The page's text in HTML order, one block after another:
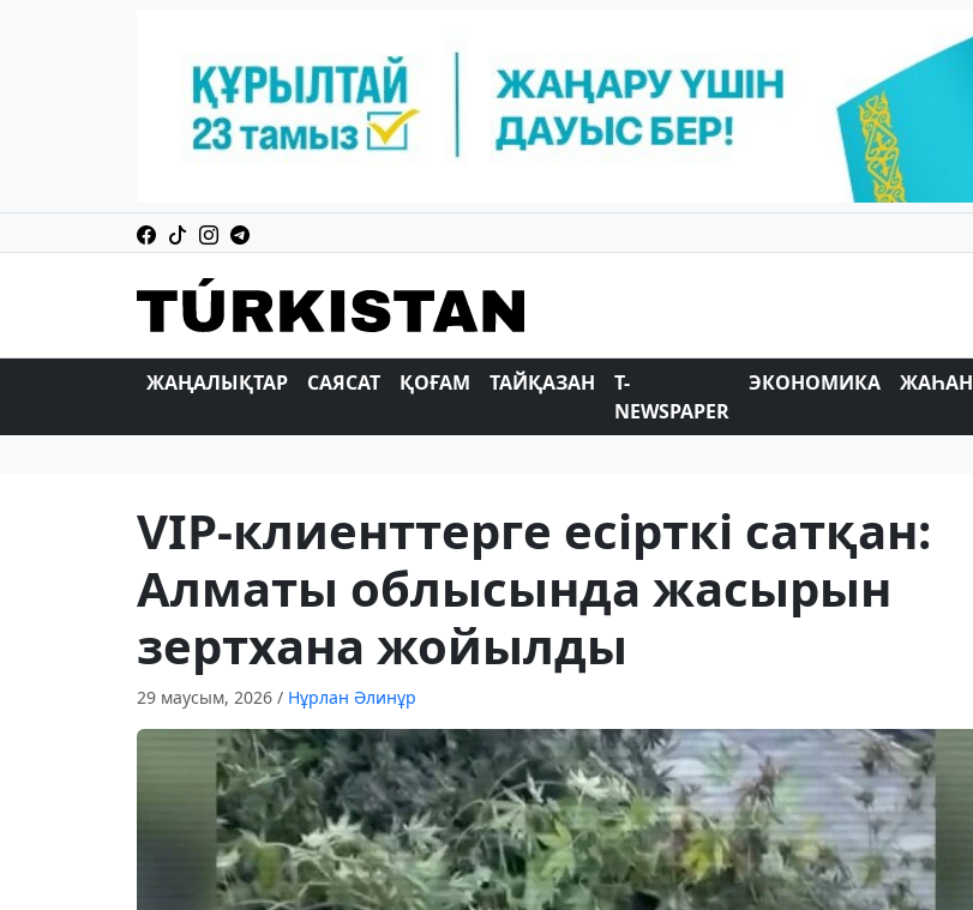
ЖАҢАЛЫҚТАР САЯСАТ ҚОҒАМ ТАЙҚАЗАН
T-
NEWSPAPER
ЭКОНОМИКА ЖАҺАН
VIP-клиенттерге есірткі сатқан:
Алматы облысында жасырын
зертхана жойылды
29 маусым, 2026 / Нұрлан Әлинұр